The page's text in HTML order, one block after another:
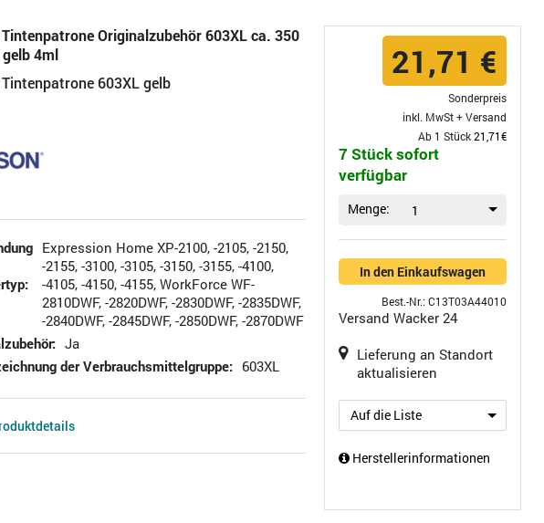
Tintenpatrone Originalzubehör 603XL ca. 350
4ml
603XL gelb
Expression Home XP-2100, -2105, -2150,
-2155, -3100, -3105, -3150, -3155, -4100,
-4105, -4150, -4155, WorkForce WF-
2810DWF, -2820DWF, -2830DWF, -2835DWF,
-2840DWF, -2845DWF, -2850DWF, -2870DWF
Ja
der Verbrauchsmittelgruppe: 603XL
21,71 €
Sonderpreis
inkl. MwSt +Versand
Ab 1 Stück21,71€
7 Stück sofort
verfügbar
Menge: 1
In den Einkaufswagen
Best.-Nr.: C13T03A44010
Versand Wacker 24
Lieferung an Standort
aktualisieren
Auf die Liste
Herstellerinformationen